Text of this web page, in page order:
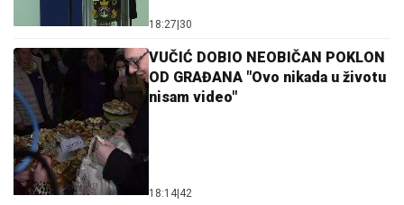
18:27 30
VUČIĆ DOBIO NEOBIČAN POKLON
OD GRAĐANA "Ovo nikada u životu
nisam video"
18:14 42